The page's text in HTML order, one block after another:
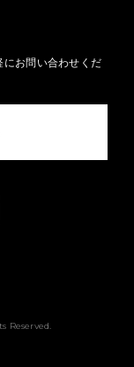
にお問い合わせくだ
Reserved.